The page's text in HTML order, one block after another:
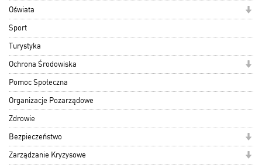
Oświata
Sport
Turystyka
Ochrona Środowiska
Pomoc Społeczna
Organizacje Pozarządowe
Zdrowie
Bezpieczeństwo
Zarządzanie Kryzysowe